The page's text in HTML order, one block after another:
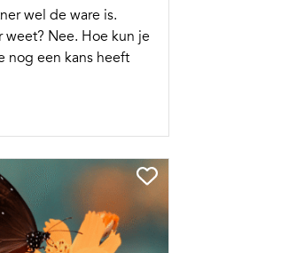
wel de ware is.
weet? Nee. Hoe kun je
nog een kans heeft